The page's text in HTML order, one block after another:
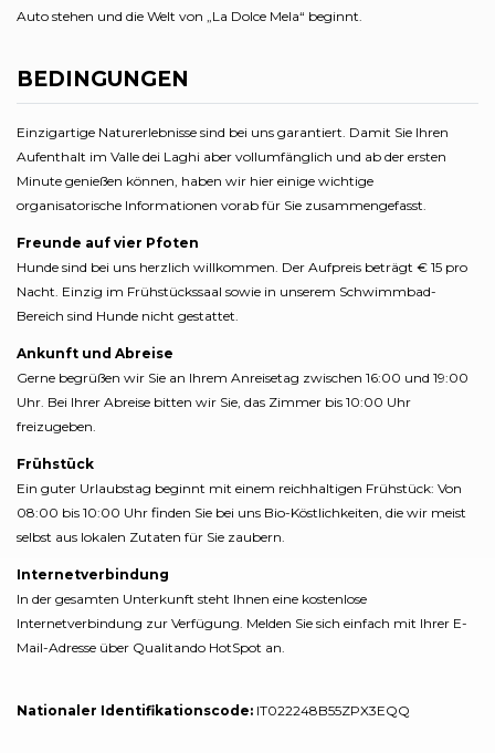
Auto stehen und die Welt von „La Dolce Mela“ beginnt.
BEDINGUNGEN
Einzigartige Naturerlebnisse sind bei uns garantiert. Damit Sie Ihren
Aufenthalt im Valle dei Laghi aber vollumfänglich und ab der ersten
Minute genießen können, haben wir hier einige wichtige
organisatorische Informationen vorab für Sie zusammengefasst.
Freunde auf vier Pfoten
Hunde sind bei uns herzlich willkommen. Der Aufpreis beträgt € 15 pro
Nacht. Einzig im Frühstückssaal sowie in unserem Schwimmbad-
Bereich sind Hunde nicht gestattet.
Ankunft und Abreise
Gerne begrüßen wir Sie an Ihrem Anreisetag zwischen 16:00 und 19:00
Uhr. Bei Ihrer Abreise bitten wir Sie, das Zimmer bis 10:00 Uhr
freizugeben.
Frühstück
Ein guter Urlaubstag beginnt mit einem reichhaltigen Frühstück: Von
08:00 bis 10:00 Uhr finden Sie bei uns Bio-Köstlichkeiten, die wir meist
selbst aus lokalen Zutaten für Sie zaubern.
Internetverbindung
In der gesamten Unterkunft steht Ihnen eine kostenlose
Internetverbindung zur Verfügung. Melden Sie sich einfach mit Ihrer E-
Mail-Adresse über Qualitando HotSpot an.
Nationaler Identifikationscode: IT022248B55ZPX3EQQ